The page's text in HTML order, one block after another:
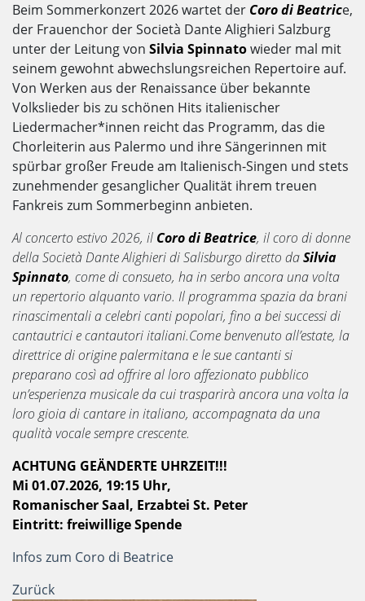
Beim Sommerkonzert 2026 wartet der Coro di Beatrice,
der Frauenchor der Società Dante Alighieri Salzburg
unter der Leitung von Silvia Spinnatowieder mal mit
seinem gewohnt abwechslungsreichen Repertoire auf.
Von Werken aus der Renaissance über bekannte
Volkslieder bis zu schönen Hits italienischer
Liedermacher*innen reicht das Programm, das die
Chorleiterin aus Palermo und ihre Sängerinnen mit
spürbar großer Freude am Italienisch-Singen und stets
zunehmender gesanglicher Qualität ihrem treuen
Fankreis zum Sommerbeginn anbieten.
Al concerto estivo 2026, il Coro di Beatrice, il coro di donne
della Società Dante Alighieri di Salisburgo diretto daSilvia
Spinnato, come di consueto, ha in serbo ancora una volta
un repertorio alquanto vario. Il programma spazia da brani
rinascimentali a celebri canti popolari, fino a bei successi di
cantautrici e cantautori italiani.Come benvenuto all’estate, la
direttrice di origine palermitana e le sue cantanti si
preparano così ad offrire al loro affezionato pubblico
un’esperienza musicale da cui trasparirà ancora una volta la
loro gioia di cantare in italiano, accompagnata da una
qualità vocale sempre crescente.
ACHTUNG GEÄNDERTE UHRZEIT!!!
Mi 01.07.2026, 19:15 Uhr,
Romanischer Saal, Erzabtei St. Peter
Eintritt: freiwillige Spende
Infos zum Coro di Beatrice
Zurück